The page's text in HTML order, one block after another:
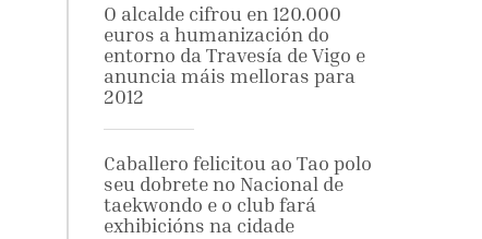
O alcalde cifrou en 120.000
euros a humanización do
entorno da Travesía de Vigo e
anuncia máis melloras para
2012
Caballero felicitou ao Tao polo
seu dobrete no Nacional de
taekwondo e o club fará
exhibicións na cidade